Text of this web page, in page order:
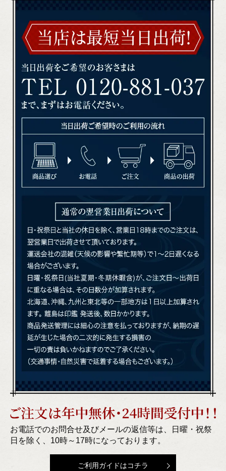
お電話でのお問合せ及びメールの返信等は、日曜・祝祭
日を除く、 10時～17時になっております。
ご利用ガイドはコチラ